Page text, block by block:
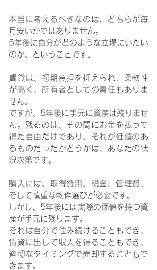
本当に考えるべきなのは、どちらが毎
月安いかではありません。
5年後に自分がどのような立場にいたい
のか、ということです。
賃貸は、初期負担を抑えられ、柔軟性
が高く、所有者としての責任もありま
せん。
ですが、5年後に手元に資産は残りませ
ん。残るのは、その間にお金を払って
得た自由だけであり、それが価値のあ
るものだったかどうかは、あなたの状
況次第です。
購入には、取得費用、税金、管理費、
そして慎重な物件選びが必要です。
しかし、5年後には実際の価値を持つ資
産が手元に残ります。
それは自分で住み続けることもでき、
賃貸に出して収入を得ることもでき、
適切なタイミングで売却することもで
きます。